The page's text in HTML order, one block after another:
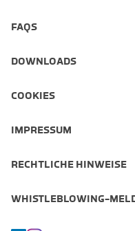
FAQS
DOWNLOADS
COOKIES
IMPRESSUM
RECHTLICHE HINWEISE
WHISTLEBLOWING-